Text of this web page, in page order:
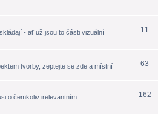
- ať už jsou to části vizuální
11
tvorby, zeptejte se zde a místní
63
o čemkoliv irelevantním. 162